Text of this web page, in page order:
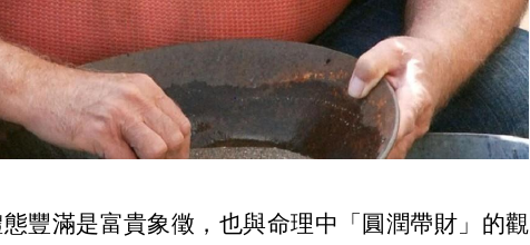
豐滿是富貴象徵，也與命理中「圓潤帶財」的觀